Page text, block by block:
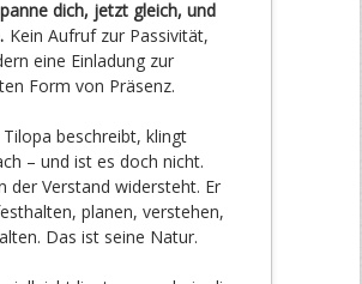
dich, jetzt gleich, und
Kein Aufruf zur Passivität,
eine Einladung zur
Form von Präsenz.
Tilopa beschreibt, klingt
– und ist es doch nicht.
der Verstand widersteht. Er
planen, verstehen,
Das ist seine Natur.